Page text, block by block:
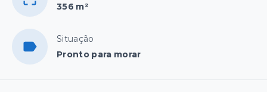
356 m²
Situação
Pronto para morar